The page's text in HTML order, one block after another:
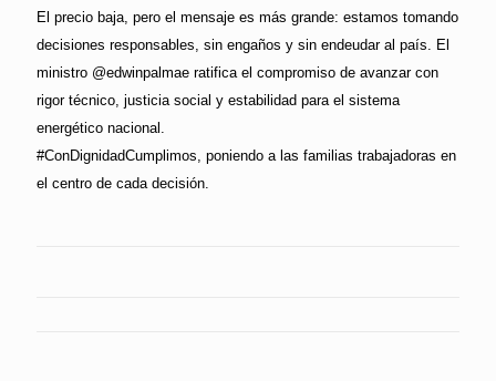
El precio baja, pero el mensaje es más grande: estamos tomando
decisiones responsables, sin engaños y sin endeudar al país. El
ministro @edwinpalmae ratifica el compromiso de avanzar con
rigor técnico, justicia social y estabilidad para el sistema
energético nacional.
#ConDignidadCumplimos, poniendo a las familias trabajadoras en
el centro de cada decisión.